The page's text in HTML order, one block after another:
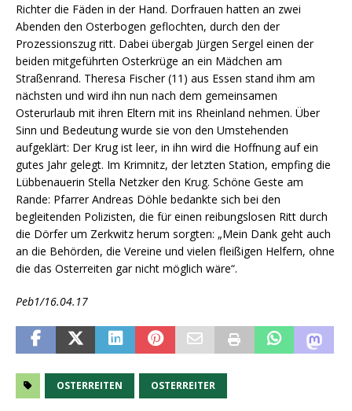
Richter die Fäden in der Hand. Dorfrauen hatten an zwei
Abenden den Osterbogen geflochten, durch den der
Prozessionszug ritt. Dabei übergab Jürgen Sergel einen der
beiden mitgeführten Osterkrüge an ein Mädchen am
Straßenrand. Theresa Fischer (11) aus Essen stand ihm am
nächsten und wird ihn nun nach dem gemeinsamen
Osterurlaub mit ihren Eltern mit ins Rheinland nehmen. Über
Sinn und Bedeutung wurde sie von den Umstehenden
aufgeklärt: Der Krug ist leer, in ihn wird die Hoffnung auf ein
gutes Jahr gelegt. Im Krimnitz, der letzten Station, empfing die
Lübbenauerin Stella Netzker den Krug. Schöne Geste am
Rande: Pfarrer Andreas Döhle bedankte sich bei den
begleitenden Polizisten, die für einen reibungslosen Ritt durch
die Dörfer um Zerkwitz herum sorgten: „Mein Dank geht auch
an die Behörden, die Vereine und vielen fleißigen Helfern, ohne
die das Osterreiten gar nicht möglich wäre“.
Peb1/16.04.17
OSTERREITEN OSTERREITER